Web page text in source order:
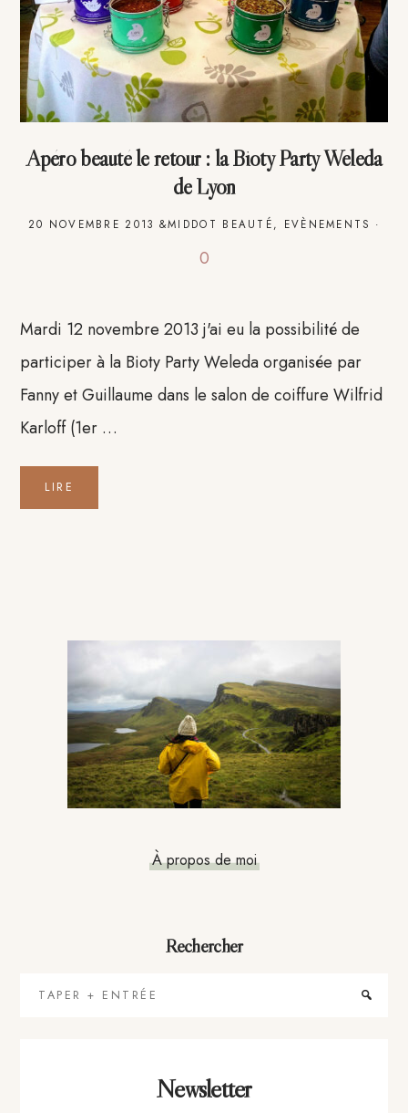
Apéro beauté le retour : la Bioty Party Weleda
de Lyon
20 NOVEMBRE 2013 &MIDDOT BEAUTÉ, EVÈNEMENTS ·
0
Mardi 12 novembre 2013 j'ai eu la possibilité de
participer à la Bioty Party Weleda organisée par
Fanny et Guillaume dans le salon de coiffure Wilfrid
Karloff (1er …
LIRE
principale
À propos de moi
Rechercher
Taper
Newsletter